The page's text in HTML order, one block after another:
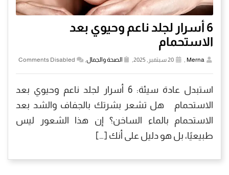
6 أسرار لجلد ناعم وحيوي بعد
الاستحمام
Merna الصحة والجمال Comments Disabled
استبدل عادة سيئة: 6 أسرار لجلد ناعم وحيوي بعد
الاستحمام هل تشعر بشرتك بالجفاف والشد بعد
الاستحمام بالماء الساخن؟ إن هذا الشعور ليس
طبيعيًا، بل هو دليل على أنك […]